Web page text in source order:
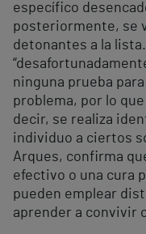
específico
posteriormente, se
detonantes a la
ninguna prueba
problema, por lo
decir, se realiza
individuo a ciertos
Arques, confirma
efectivo o una cura
pueden emplear
aprender a convivir